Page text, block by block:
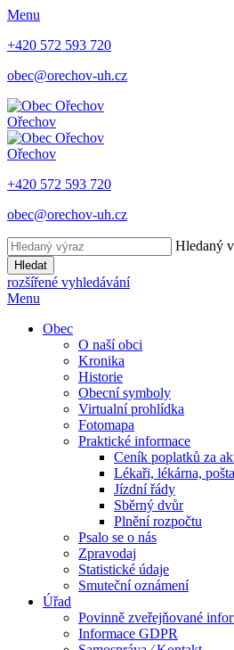
Menu
+420 572 593 720
obec@orechov-uh.cz
Ořechov
Ořechov
+420 572 593 720
obec@orechov-uh.cz
Hledaný
Hledat
rozšířené vyhledávání
Menu
Obec
O naší obci
Kronika
Historie
Obecní symboly
Virtualní prohlídka
Fotomapa
Praktické informace
Ceník poplatků za
Lékaři, lékárna, pošta
Jízdní řády
Sběrný dvůr
Plnění rozpočtu
Psalo se o nás
Zpravodaj
Statistické údaje
Smuteční oznámení
Úřad
Povinně zveřejňované
Informace GDPR